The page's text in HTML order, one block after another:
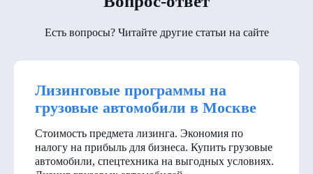
Есть вопросы? Читайте другие статьи на сайте
Лизинговые программы на
грузовые автомобили в Москве
Стоимость предмета лизинга. Экономия по
налогу на прибыль для бизнеса. Купить грузовые
автомобили, спецтехника на выгодных условиях.